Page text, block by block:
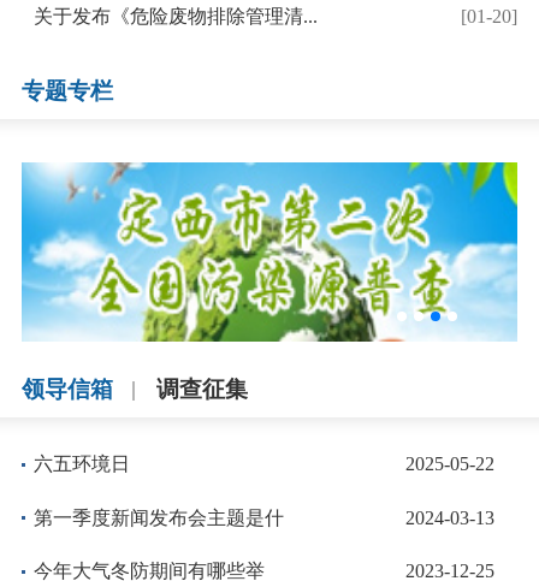
关于发布《危险废物排除管理清... [01-20]
专题专栏
领导信箱 调查征集
六五环境日 2025-05-22
第一季度新闻发布会主题是什
么
2024-03-13
今年大气冬防期间有哪些举 2023-12-25